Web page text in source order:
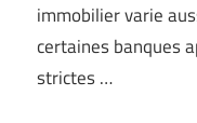
immobilier varie
certaines banques
strictes …